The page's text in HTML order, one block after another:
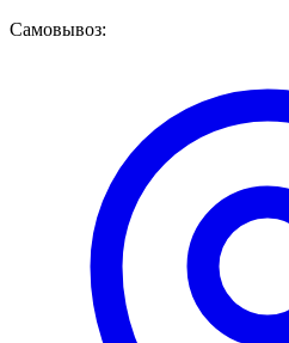
Самовывоз: